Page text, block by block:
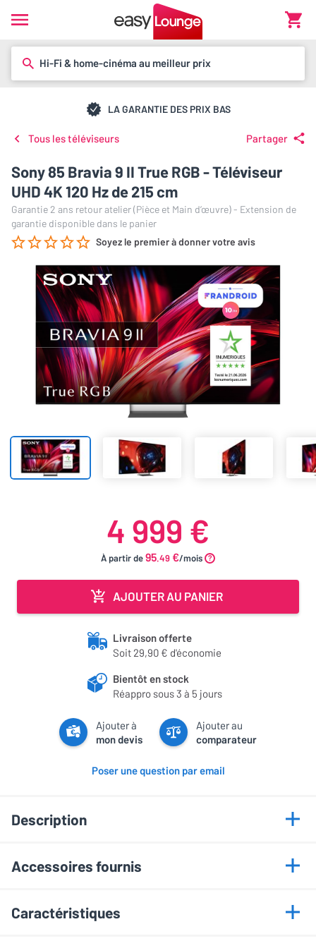
Hi-Fi & home-cinéma au meilleur prix
LA GARANTIE DES PRIX BAS
Tous les téléviseurs Partager
Sony 85 Bravia 9 II True RGB - Téléviseur
UHD 4K 120 Hz de 215 cm
Garantie 2 ans retour atelier (Pièce et Main d’œuvre) - Extension de
garantie disponible dans le panier
Soyez le premier à donner votre avis
4 999 €
À partir de95.49 €/mois
AJOUTER AU PANIER
Livraison offerte
Soit 29,90 € d'économie
Bientôt en stock
Réappro sous 3 à 5 jours
Ajouter à
mon devis
Ajouter au
comparateur
Poser une question par email
Description
Points forts
Processeur XR IA
Dolby Vision Atmos
Accessoires fournis
Télécommande
Câble d’alimentation
Caractéristiques